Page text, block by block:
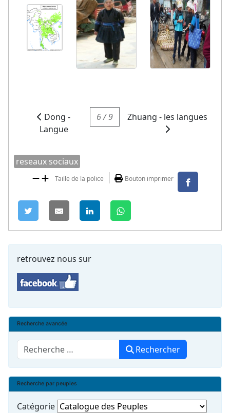
Dong -
Langue
6 / 9 Zhuang - les langues
reseaux sociaux
Taille de la police Bouton imprimer
retrouvez nous sur
Recherche avancée
Rechercher Rechercher
Recherche par peuples
Catégorie